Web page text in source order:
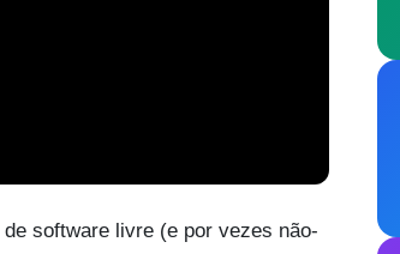
software livre (e por vezes não-